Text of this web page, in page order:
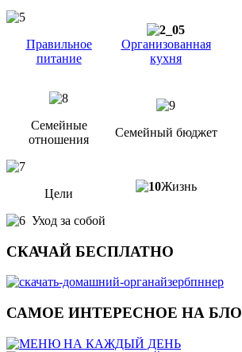
Правильное
питание
Организованная
кухня
Семейные
отношения
Семейный бюджет
Цели
Жизнь
Уход за собой
СКАЧАЙ БЕСПЛАТНО
САМОЕ ИНТЕРЕСНОЕ НА